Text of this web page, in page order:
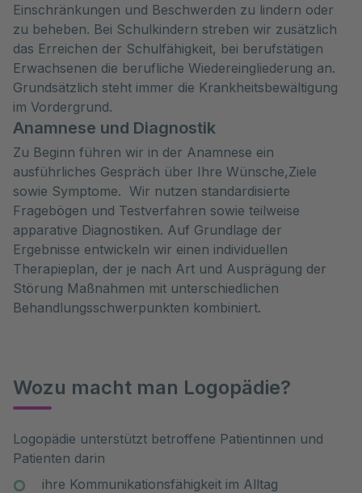
Einschränkungen und Beschwerden zu lindern oder
zu beheben. Bei Schulkindern streben wir zusätzlich
das Erreichen der Schulfähigkeit, bei berufstätigen
Erwachsenen die berufliche Wiedereingliederung an.
Grundsätzlich steht immer die Krankheitsbewältigung
im Vordergrund.
Anamnese und Diagnostik
Zu Beginn führen wir in der Anamnese ein
ausführliches Gespräch über Ihre Wünsche,Ziele
sowie Symptome. Wir nutzen standardisierte
Fragebögen und Testverfahren sowie teilweise
apparative Diagnostiken. Auf Grundlage der
Ergebnisse entwickeln wir einen individuellen
Therapieplan, der je nach Art und Ausprägung der
Störung Maßnahmen mit unterschiedlichen
Behandlungsschwerpunkten kombiniert.
Wozu macht man Logopädie?
Logopädie unterstützt betroffene Patientinnen und
Patienten darin
ihre Kommunikationsfähigkeit im Alltag